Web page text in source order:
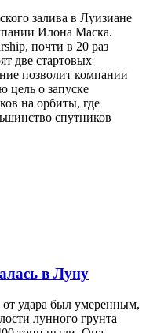
залива в Луизиане
Илона Маска.
почти в 20 раз
две стартовых
позволит компании
цель о запуске
на орбиты, где
спутников
в Луну
удара был умеренным,
лунного грунта